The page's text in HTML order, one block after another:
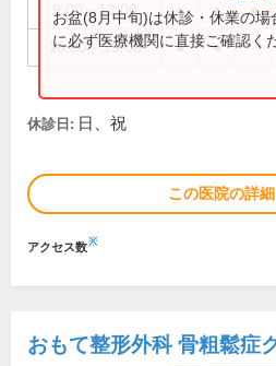
9:00～12:00 ● ● ●
16:00～19:00 ● ●
お盆(8月中旬)は休診・休業の
に必ず医療機関に直接ご確認く
休診日: 日、祝
この医院の詳
アクセス数※
おもて整形外科 骨粗鬆症